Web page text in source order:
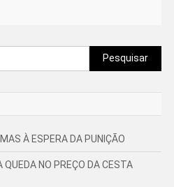
Pesquisar
por:
À ESPERA DA PUNIÇÃO
QUEDA NO PREÇO DA CESTA